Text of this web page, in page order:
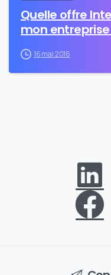
Quelle offre
mon entreprise
16 mai 2016